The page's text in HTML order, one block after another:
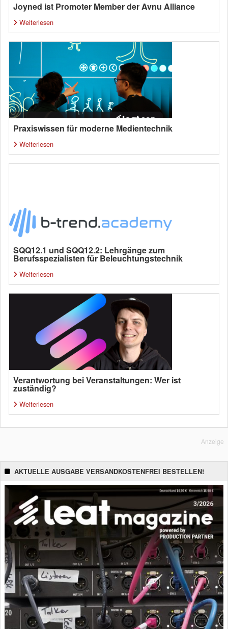
Joyned ist Promoter Member der Avnu Alliance
Weiterlesen
Praxiswissen für moderne Medientechnik
Weiterlesen
SQQ12.1 und SQQ12.2: Lehrgänge zum
Berufsspezialisten für Beleuchtungstechnik
Weiterlesen
Verantwortung bei Veranstaltungen: Wer ist
zuständig?
Weiterlesen
Anzeige
AKTUELLE AUSGABE VERSANDKOSTENFREI BESTELLEN!